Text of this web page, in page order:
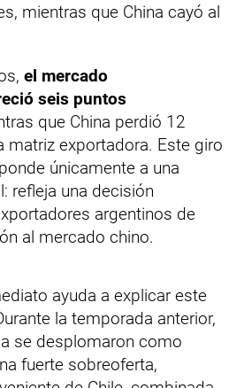
mientras que China cayó al
el mercado
seis puntos
que China perdió 12
matriz exportadora. Este giro
únicamente a una
refleja una decisión
argentinos de
al mercado chino.
ayuda a explicar este
la temporada anterior,
se desplomaron como
fuerte sobreoferta,